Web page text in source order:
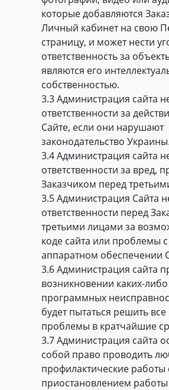
которые добавляются
Личный кабинет на свою
страницу, и может нести
ответственность за
являются его
собственностью.
3.3 Администрация сайта
ответственности за
Сайте, если они нарушают
законодательство Украины.
3.4 Администрация сайта
ответственности за вред,
Заказчиком перед
3.5 Администрация Сайта
ответственности перед
третьими лицами за
коде сайта или проблемы
аппаратном обеспечении
3.6 Администрация сайта
возникновении каких-
программных
будет пытаться решить
проблемы в кратчайшие
3.7 Администрация сайта
собой право проводить
профилактические работы
приостановлением